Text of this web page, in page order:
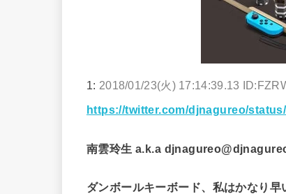
1: 2018/01/23(火) 17:14:39.13
https://twitter.com/djnagureo/status/
南雲玲生 a.k.a
ダンボールキーボード、私はかなり早